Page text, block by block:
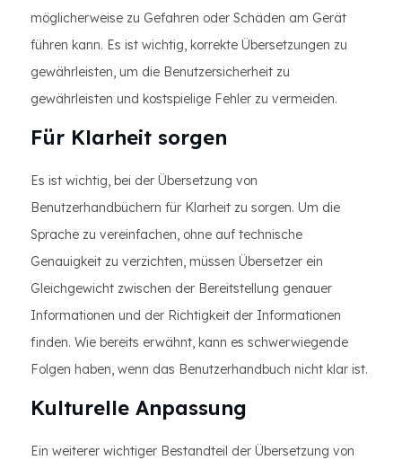
möglicherweise zu Gefahren oder Schäden am Gerät
führen kann. Es ist wichtig, korrekte Übersetzungen zu
gewährleisten, um die Benutzersicherheit zu
gewährleisten und kostspielige Fehler zu vermeiden.
Für Klarheit sorgen
Es ist wichtig, bei der Übersetzung von
Benutzerhandbüchern für Klarheit zu sorgen. Um die
Sprache zu vereinfachen, ohne auf technische
Genauigkeit zu verzichten, müssen Übersetzer ein
Gleichgewicht zwischen der Bereitstellung genauer
Informationen und der Richtigkeit der Informationen
finden. Wie bereits erwähnt, kann es schwerwiegende
Folgen haben, wenn das Benutzerhandbuch nicht klar ist.
Kulturelle Anpassung
Ein weiterer wichtiger Bestandteil der Übersetzung von